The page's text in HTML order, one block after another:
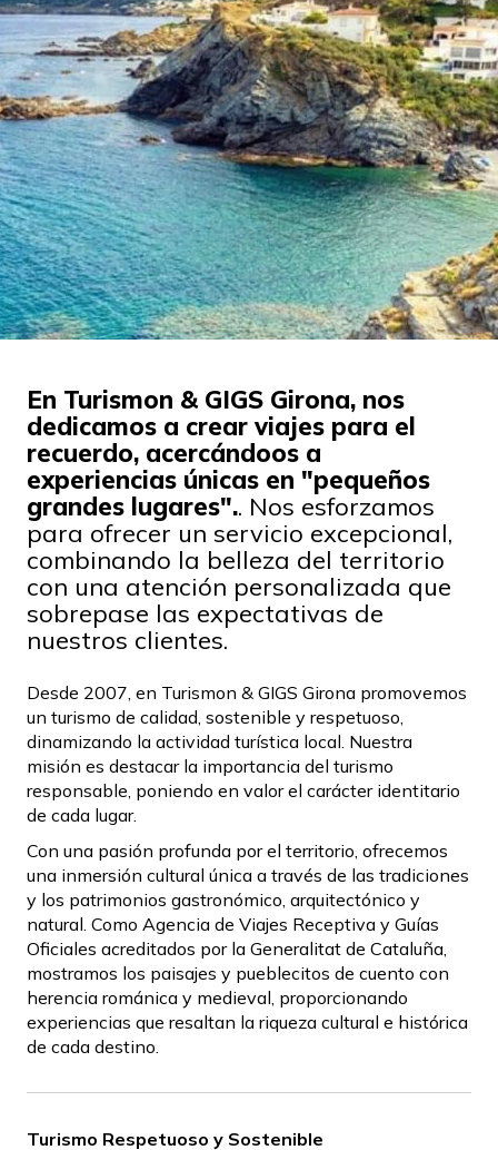
En Turismon & GIGS Girona, nos
dedicamos a crear viajes para el
recuerdo, acercándoos a
experiencias únicas en "pequeños
grandes lugares".. Nos esforzamos
para ofrecer un servicio excepcional,
combinando la belleza del territorio
con una atención personalizada que
sobrepase las expectativas de
nuestros clientes.
Desde 2007, en Turismon & GIGS Girona promovemos
un turismo de calidad, sostenible y respetuoso,
dinamizando la actividad turística local. Nuestra
misión es destacar la importancia del turismo
responsable, poniendo en valor el carácter identitario
de cada lugar.
Con una pasión profunda por el territorio, ofrecemos
una inmersión cultural única a través de las tradiciones
y los patrimonios gastronómico, arquitectónico y
natural. Como Agencia de Viajes Receptiva y Guías
Oficiales acreditados por la Generalitat de Cataluña,
mostramos los paisajes y pueblecitos de cuento con
herencia románica y medieval, proporcionando
experiencias que resaltan la riqueza cultural e histórica
de cada destino.
Turismo Respetuoso y Sostenible